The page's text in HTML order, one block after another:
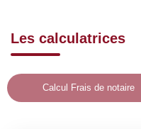
Les calculatrices
Calcul Frais de notaire